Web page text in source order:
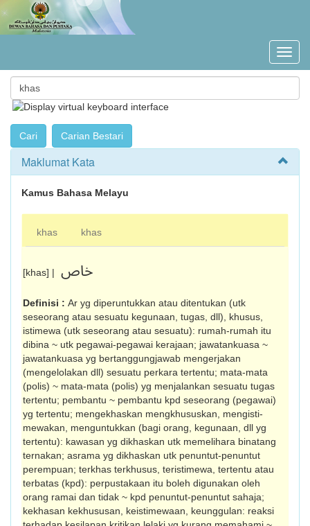
Maklumat Kata
Kamus Bahasa Melayu
khas khas
[khas] | خاص
Definisi : Ar yg diperuntukkan atau ditentukan (utk
seseorang atau sesuatu kegunaan, tugas, dll), khusus,
istimewa (utk seseorang atau sesuatu): rumah-rumah itu
dibina ~ utk pegawai-pegawai kerajaan; jawatankuasa ~
jawatankuasa yg ber­tanggungjawab mengerjakan
(mengelolakan dll) sesuatu perkara tertentu; mata-mata
(polis) ~ mata-mata (polis) yg menjalankan sesuatu tugas
tertentu; pembantu ~ pembantu kpd seseorang (pegawai)
yg tertentu; mengekhaskan mengkhususkan, mengisti­
mewakan, menguntukkan (bagi orang, kegu­naan, dll yg
tertentu): kawasan yg dikhaskan utk memelihara binatang
ternakan; asrama yg dikhaskan utk penuntut-penuntut
perempuan; terkhas terkhusus, teristimewa, tertentu atau
terbatas (kpd): perpustakaan itu boleh digunakan oleh
orang ramai dan tidak ~ kpd penuntut-penuntut sahaja;
kekhasan kekhususan, keistimewaan, ke­unggulan: reaksi